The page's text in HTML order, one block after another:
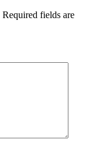
Required fields are